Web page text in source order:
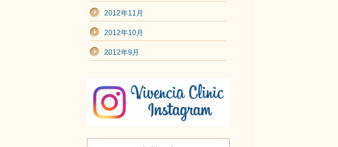
2012年11月
2012年10月
2012年9月